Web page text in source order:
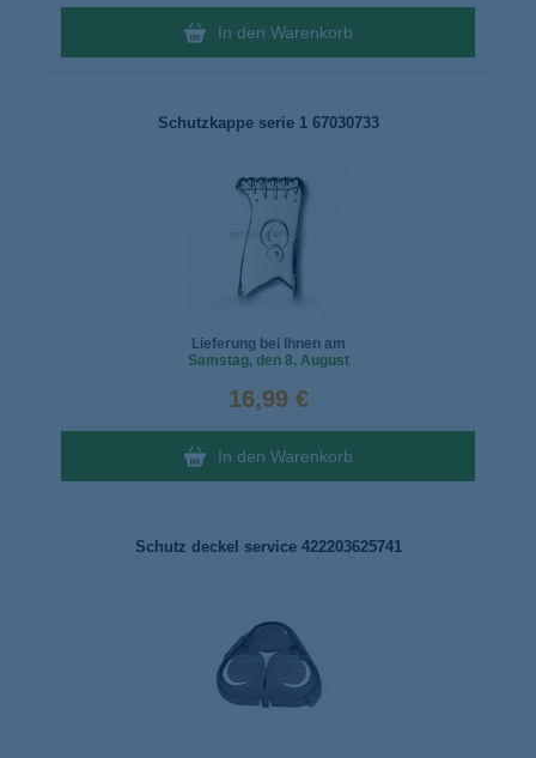
In den Warenkorb
Schutzkappe serie 1 67030733
Lieferung bei Ihnen am
Samstag, den 8. August
16,99 €
In den Warenkorb
Schutz deckel service 422203625741